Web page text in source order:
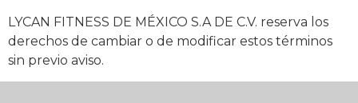
LYCAN FITNESS DE MÉXICO S.A DE C.V. reserva los
derechos de cambiar o de modificar estos términos
sin previo aviso.